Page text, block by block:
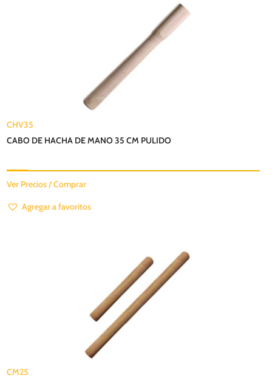
CHV35
CABO DE HACHA DE MANO 35 CM PULIDO
Ver Precios / Comprar
Agregar a favoritos
CM25